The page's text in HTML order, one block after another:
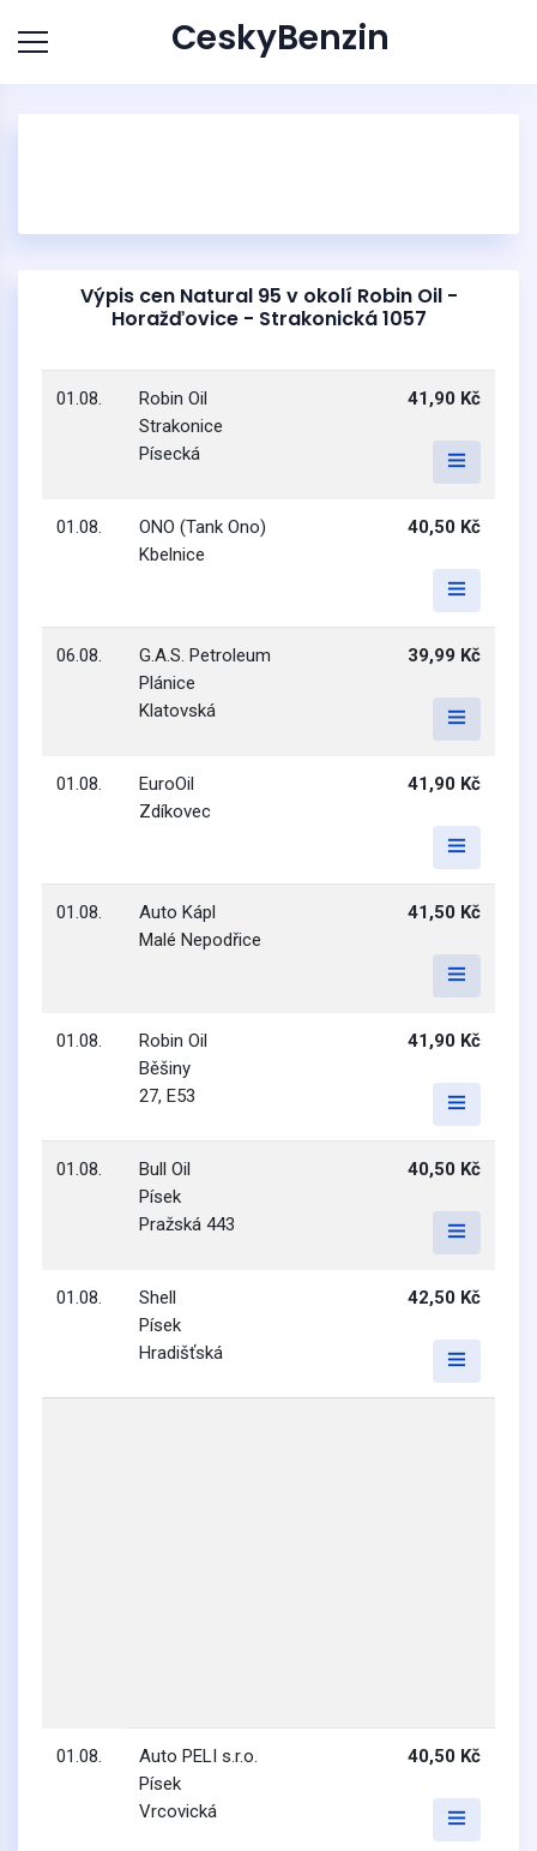
CeskyBenzin
Výpis cen Natural 95 v okolí Robin Oil -
Horažďovice - Strakonická 1057
01.08.
Robin Oil
Strakonice
Písecká
41,90 Kč
01.08.
ONO (Tank Ono)
Kbelnice
40,50 Kč
06.08.
G.A.S. Petroleum
Plánice
Klatovská
39,99 Kč
01.08.
EuroOil
Zdíkovec
41,90 Kč
01.08.
Auto Kápl
Malé Nepodřice
41,50 Kč
01.08.
Robin Oil
Běšiny
27, E53
41,90 Kč
01.08.
Bull Oil
Písek
Pražská 443
40,50 Kč
01.08.
Shell
Písek
Hradišťská
42,50 Kč
01.08.
Auto PELI s.r.o.
Písek
Vrcovická
40,50 Kč